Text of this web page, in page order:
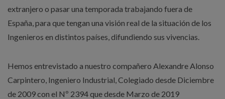
extranjero o pasar una temporada trabajando fuera de
España, para que tengan una visión real de la situación de los
Ingenieros en distintos países, difundiendo sus vivencias.
Hemos entrevistado a nuestro compañero Alexandre Alonso
Carpintero, Ingeniero Industrial, Colegiado desde Diciembre
de 2009 con el Nº 2394 que desde Marzo de 2019